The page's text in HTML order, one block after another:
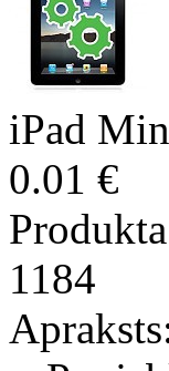
iPad
0.01 €
1184